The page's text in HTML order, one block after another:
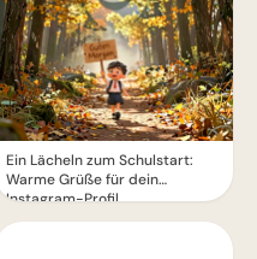
Ein Lächeln zum Schulstart:
Warme Grüße für dein
Instagram-Profil